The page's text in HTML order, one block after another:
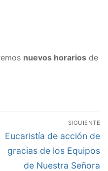
nuevos horarios de
SIGUIENTE
Entrada
siguiente:
Eucaristía de acción de
gracias de los Equipos
de Nuestra Señora